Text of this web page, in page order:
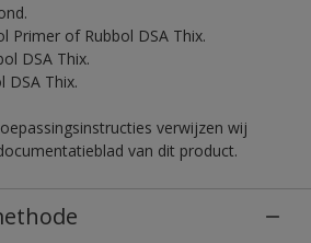
Primer of Rubbol DSA Thix.
DSA Thix.
DSA Thix.
verwijzen wij
van dit product.